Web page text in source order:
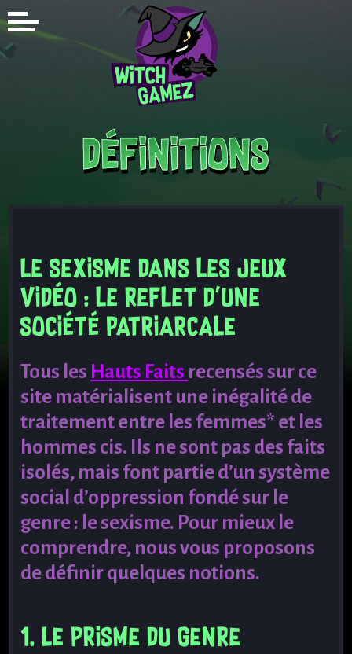
Définitions
Le sexisme dans les jeux
vidéo : le reflet d'une
société patriarcale
Tous les Hauts Faits recensés sur ce
site matérialisent une inégalité de
traitement entre les femmes* et les
hommes cis. Ils ne sont pas des faits
isolés, mais font partie d’un système
social d’oppression fondé sur le
genre : le sexisme. Pour mieux le
comprendre, nous vous proposons
de définir quelques notions.
1. Le prisme du genre